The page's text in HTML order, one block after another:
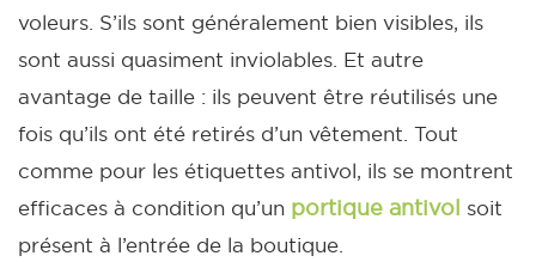
voleurs. S’ils sont généralement bien visibles, ils
sont aussi quasiment inviolables. Et autre
avantage de taille : ils peuvent être réutilisés une
fois qu’ils ont été retirés d’un vêtement. Tout
comme pour les étiquettes antivol, ils se montrent
efficaces à condition qu’un portique antivol soit
présent à l’entrée de la boutique.